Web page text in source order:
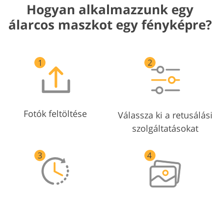
Hogyan alkalmazzunk egy
álarcos maszkot egy fényképre?
Fotók feltöltése
Válassza ki a retusálási
szolgáltatásokat